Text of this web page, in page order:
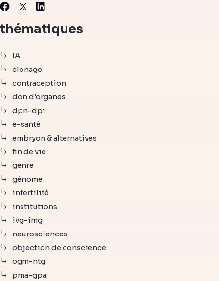
Facebook
X Linkedin
thématiques
IA
clonage
contraception
don d'organes
dpn-dpi
e-santé
embryon & alternatives
fin de vie
genre
génome
infertilité
institutions
ivg-img
neurosciences
objection de conscience
ogm-ntg
pma-gpa